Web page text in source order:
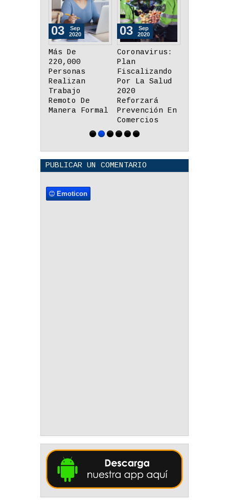
Coronavirus:
Plan
Fiscalizando
Por La Salud
2020
Reforzará
Prevención En
03
Sep
2020
¿Cuáles Deben
Ser Las
Prioridades
Para Cerrar
La Brecha
Educativa
Digital En El
Perú?
03
Sep
2020
PUBLICAR UN COMENTARIO
Emoticon